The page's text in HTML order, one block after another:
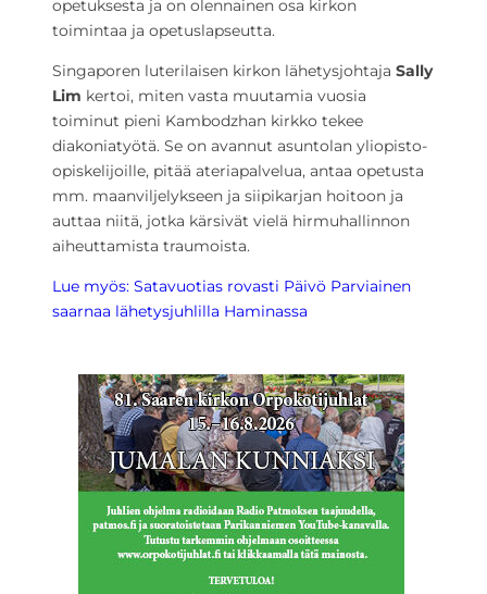
opetuksesta ja on olennainen osa kirkon
toimintaa ja opetuslapseutta.
Singaporen luterilaisen kirkon lähetysjohtaja Sally
Lim kertoi, miten vasta muutamia vuosia
toiminut pieni Kambodzhan kirkko tekee
diakoniatyötä. Se on avannut asuntolan yliopisto-
opiskelijoille, pitää ateriapalvelua, antaa opetusta
mm. maanviljelykseen ja siipikarjan hoitoon ja
auttaa niitä, jotka kärsivät vielä hirmuhallinnon
aiheuttamista traumoista.
Lue myös: Satavuotias rovasti Päivö Parviainen
saarnaa lähetysjuhlilla Haminassa